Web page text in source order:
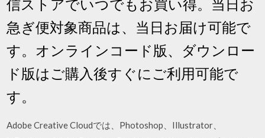
信ストアでいつでもお買い得。当日お
急ぎ便対象商品は、当日お届け可能で
す。オンラインコード版、ダウンロー
ド版はご購入後すぐにご利用可能で
す。
Adobe Creative Cloudでは、Photoshop、Illustrator、